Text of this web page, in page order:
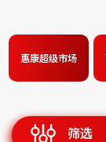
惠康超级市场
筛选